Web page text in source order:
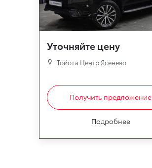
Уточняйте цену
Тойота Центр Ясенево
Получить предложение
Подробнее